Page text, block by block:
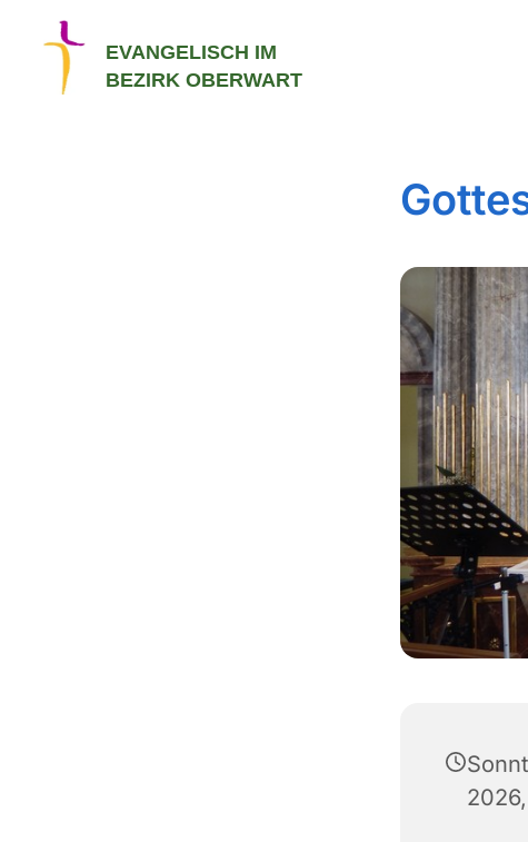
EVANGELISCH IM
BEZIRK OBERWART